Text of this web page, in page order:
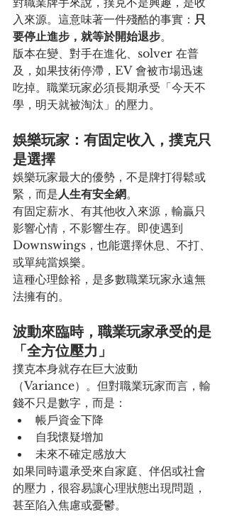
入來源。這意味著一件殘酷的事實： 只
要停止進步，就等於開始退步。
版本在變、對手在進化、solver 在普
及，如果技術停滯，EV 會被市場迅速
吃掉。職業玩家必須長期承受「今天不
學，明天就被淘汰」的壓力。
娛樂玩家：有固定收入，撲克只
是選擇
娛樂玩家最大的優勢，不是牌打得鬆或
緊，而是 人生有安全網。
有固定薪水、有其他收入來源，輸贏只
影響心情，不影響生存。即使遇到
Downswings，也能選擇休息、不打、
或單純當娛樂。
這種心理餘裕，是多數職業玩家永遠無
法擁有的。
波動來臨時，職業玩家承受的是
「全方位壓力」
撲克本身就存在巨大波動
（Variance）。但對職業玩家而言，輸
錢不只是數字，而是：
帳戶資金下降
自我懷疑增加
未來不確定感放大
如果同時還承受來自家庭、伴侶或社會
的壓力，很容易讓心理狀態出現問題，
甚至陷入焦慮或憂鬱。